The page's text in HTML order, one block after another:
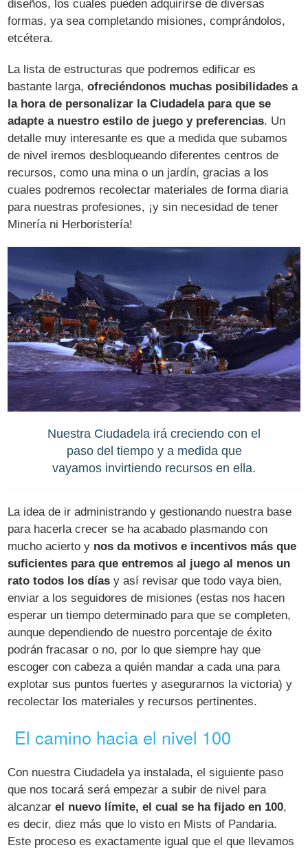
diseños, los cuales pueden adquirirse de diversas
formas, ya sea completando misiones, comprándolos,
etcétera.
La lista de estructuras que podremos edificar es
bastante larga,ofreciéndonos muchas posibilidades a
la hora de personalizar la Ciudadela para que se
adapte a nuestro estilo de juego y preferencias. Un
detalle muy interesante es que a medida que subamos
de nivel iremos desbloqueando diferentes centros de
recursos, como una mina o un jardín, gracias a los
cuales podremos recolectar materiales de forma diaria
para nuestras profesiones, ¡y sin necesidad de tener
Minería ni Herboristería!
Nuestra Ciudadela irá creciendo con el
paso del tiempo y a medida que
vayamos invirtiendo recursos en ella.
La idea de ir administrando y gestionando nuestra base
para hacerla crecer se ha acabado plasmando con
mucho acierto y nos da motivos e incentivos más que
suficientes para que entremos al juego al menos un
rato todos los días y así revisar que todo vaya bien,
enviar a los seguidores de misiones (estas nos hacen
esperar un tiempo determinado para que se completen,
aunque dependiendo de nuestro porcentaje de éxito
podrán fracasar o no, por lo que siempre hay que
escoger con cabeza a quién mandar a cada una para
explotar sus puntos fuertes y asegurarnos la victoria) y
recolectar los materiales y recursos pertinentes.
El camino hacia el nivel 100
Con nuestra Ciudadela ya instalada, el siguiente paso
que nos tocará será empezar a subir de nivel para
alcanzarel nuevo límite, el cual se ha fijado en 100,
es decir, diez más que lo visto en Mists of Pandaria.
Este proceso es exactamente igual que el que llevamos